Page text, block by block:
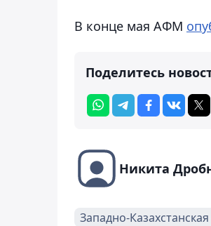
В конце мая АФМ
Поделитесь
Никита
Западно-